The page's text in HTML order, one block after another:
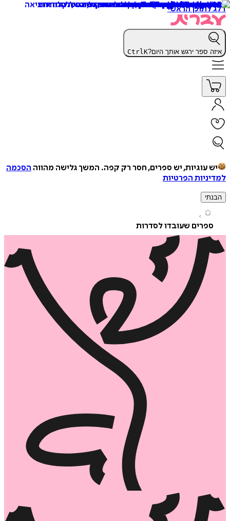
הראשי
ספר ירגש אותך היום? Ctrl K
עוגיות, יש ספרים, חסר רק קפה. המשך גלישה מהווההסכמה
הפרטיות
שעובדו לסדרות